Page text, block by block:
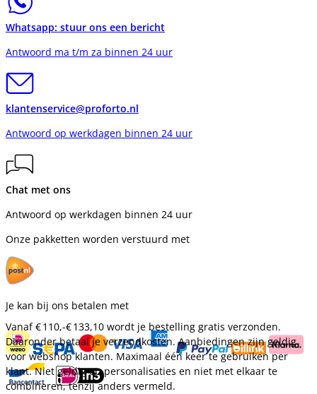
Whatsapp: stuur ons een bericht
Antwoord ma t/m za binnen 24 uur
klantenservice@proforto.nl
Antwoord op werkdagen binnen 24 uur
Chat met ons
Antwoord op werkdagen binnen 24 uur
Onze pakketten worden verstuurd met
Je kan bij ons betalen met
Vanaf€ 110,-€ 133,10 wordt je bestelling gratis verzonden.
Daaronder betaal je verzendkosten. Aanbiedingen zijn geldig
voor webshop klanten. Maximaal één keer te gebruiken per
klant. Niet geldig op personalisaties en niet met elkaar te
combineren, tenzij anders vermeld.